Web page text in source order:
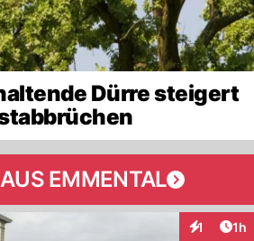
Dürre steigert
EMMENTAL
1 1h